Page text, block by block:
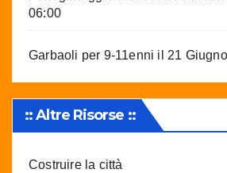
06:00
Garbaoli per 9-11enni il 21
:: Altre Risorse ::
Costruire la città